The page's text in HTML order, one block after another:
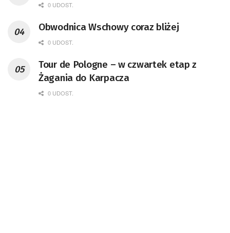
0 UDOST.
Obwodnica Wschowy coraz bliżej
0 UDOST.
Tour de Pologne – w czwartek etap z
Żagania do Karpacza
0 UDOST.